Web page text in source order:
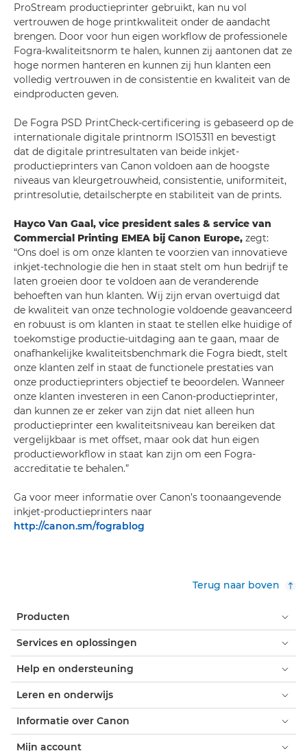
ProStream productieprinter gebruikt, kan nu vol
vertrouwen de hoge printkwaliteit onder de aandacht
brengen. Door voor hun eigen workflow de professionele
Fogra-kwaliteitsnorm te halen, kunnen zij aantonen dat ze
hoge normen hanteren en kunnen zij hun klanten een
volledig vertrouwen in de consistentie en kwaliteit van de
eindproducten geven.
De Fogra PSD PrintCheck-certificering is gebaseerd op de
internationale digitale printnorm ISO15311 en bevestigt
dat de digitale printresultaten van beide inkjet-
productieprinters van Canon voldoen aan de hoogste
niveaus van kleurgetrouwheid, consistentie, uniformiteit,
printresolutie, detailscherpte en stabiliteit van de prints.
Hayco Van Gaal, vice president sales & service van
Commercial Printing EMEA bij Canon Europe, zegt:
“Ons doel is om onze klanten te voorzien van innovatieve
inkjet-technologie die hen in staat stelt om hun bedrijf te
laten groeien door te voldoen aan de veranderende
behoeften van hun klanten. Wij zijn ervan overtuigd dat
de kwaliteit van onze technologie voldoende geavanceerd
en robuust is om klanten in staat te stellen elke huidige of
toekomstige productie-uitdaging aan te gaan, maar de
onafhankelijke kwaliteitsbenchmark die Fogra biedt, stelt
onze klanten zelf in staat de functionele prestaties van
onze productieprinters objectief te beoordelen. Wanneer
onze klanten investeren in een Canon-productieprinter,
dan kunnen ze er zeker van zijn dat niet alleen hun
productieprinter een kwaliteitsniveau kan bereiken dat
vergelijkbaar is met offset, maar ook dat hun eigen
productieworkflow in staat kan zijn om een Fogra-
accreditatie te behalen.”
Ga voor meer informatie over Canon’s toonaangevende
inkjet-productieprinters naar
http://canon.sm/fograblog
Terug naar boven
Producten
Services en oplossingen
Help en ondersteuning
Leren en onderwijs
Informatie over Canon
Mijn account